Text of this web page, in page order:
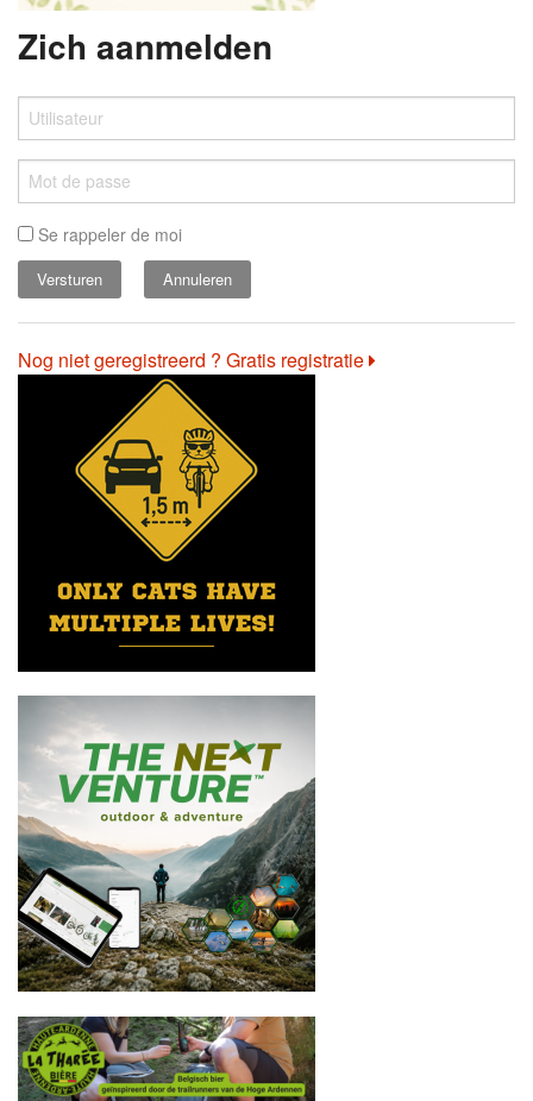
Zich aanmelden
Se rappeler de moi
Annuleren
Nog niet geregistreerd ? Gratis registratie